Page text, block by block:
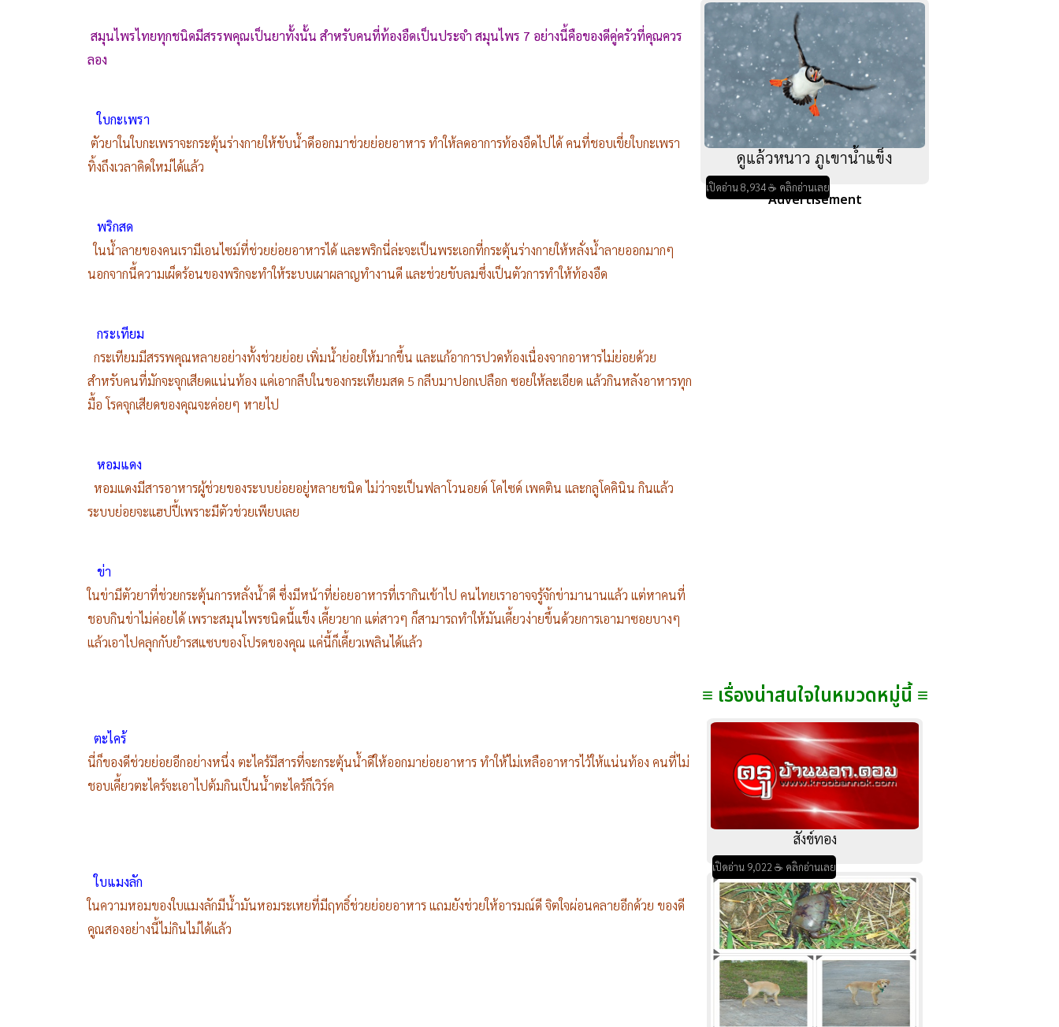
สมุนไพรไทยทุกชนิดมีสรรพคุณเป็นยาทั้งนั้น สำหรับคนที่ท้องอืดเป็นประจำ สมุนไพร 7 อย่างนี้คือของดีคู่ครัวที่คุณควร
ลอง
ใบกะเพรา
ตัวยาในใบกะเพราจะกระตุ้นร่างกายให้ขับน้ำดีออกมาช่วยย่อยอาหาร ทำให้ลดอาการท้องอืดไปได้ คนที่ชอบเขี่ยใบกะเพรา
ทิ้งถึงเวลาคิดใหม่ได้แล้ว
พริกสด
ในน้ำลายของคนเรามีเอนไซม์ที่ช่วยย่อยอาหารได้ และพริกนี่ล่ะจะเป็นพระเอกที่กระตุ้นร่างกายให้หลั่งน้ำลายออกมากๆ
นอกจากนี้ความเผ็ดร้อนของพริกจะทำให้ระบบเผาผลาญทำงานดี และช่วยขับลมซึ่งเป็นตัวการทำให้ท้องอืด
กระเทียม
กระเทียมมีสรรพคุณหลายอย่างทั้งช่วยย่อย เพิ่มน้ำย่อยให้มากขึ้น และแก้อาการปวดท้องเนื่องจากอาหารไม่ย่อยด้วย
สำหรับคนที่มักจะจุกเสียดแน่นท้อง แค่เอากลีบในของกระเทียมสด 5 กลีบมาปอกเปลือก ซอยให้ละเอียด แล้วกินหลังอาหารทุก
มื้อ โรคจุกเสียดของคุณจะค่อยๆ หายไป
หอมแดง
หอมแดงมีสารอาหารผู้ช่วยของระบบย่อยอยู่หลายชนิด ไม่ว่าจะเป็นฟลาโวนอยด์ โคไซด์ เพคติน และกลูโคคินิน กินแล้ว
ระบบย่อยจะแฮปปี้เพราะมีตัวช่วยเพียบเลย
ข่า
ในข่ามีตัวยาที่ช่วยกระตุ้นการหลั่งน้ำดี ซึ่งมีหน้าที่ย่อยอาหารที่เรากินเข้าไป คนไทยเราอาจจรู้จักข่ามานานแล้ว แต่หาคนที่
ชอบกินข่าไม่ค่อยได้ เพราะสมุนไพรชนิดนี้แข็ง เคี้ยวยาก แต่สาวๆ ก็สามารถทำให้มันเคี้ยวง่ายขึ้นด้วยการเอามาซอยบางๆ
แล้วเอาไปคลุกกับยำรสแซบของโปรดของคุณ แค่นี้ก็เคี้ยวเพลินได้แล้ว
ตะไคร้
นี่ก็ของดีช่วยย่อยอีกอย่างหนึ่ง ตะไคร้มีสารที่จะกระตุ้นน้ำดีให้ออกมาย่อยอาหาร ทำให้ไม่เหลืออาหารไว้ให้แน่นท้อง คนที่ไม่
ชอบเคี้ยวตะไคร้จะเอาไปต้มกินเป็นน้ำตะไคร้ก็เวิร์ค
ใบแมงลัก
ในความหอมของใบแมงลักมีน้ำมันหอมระเหยที่มีฤทธิ์ช่วยย่อยอาหาร แถมยังช่วยให้อารมณ์ดี จิตใจผ่อนคลายอีกด้วย ของดี
คูณสองอย่างนี้ไม่กินไม่ได้แล้ว
ดูแล้วหนาว ภูเขาน้ำแข็ง
เปิดอ่าน 8,934 ☕ คลิกอ่านเลย
Advertisement
≡ เรื่องน่าสนใจในหมวดหมู่นี้ ≡
สังข์ทอง
เปิดอ่าน 9,022 ☕ คลิกอ่านเลย